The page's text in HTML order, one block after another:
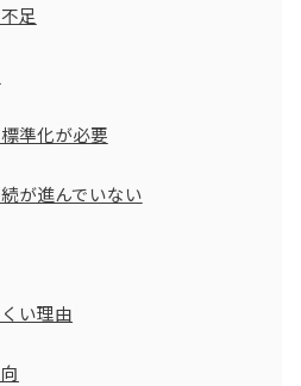
足
準化が必要
が進んでいない
い理由